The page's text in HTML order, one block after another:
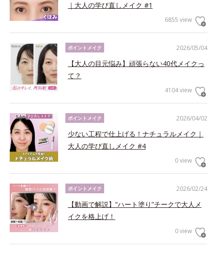
｜大人の学び直しメイク #1
6855 view
2026/05/04
ポイントメイク
【大人の目元悩み】頑張らない40代メイクっ
て？
4104 view
2026/04/02
ポイントメイク
少ない工程で仕上げる！ナチュラルメイク｜
大人の学び直しメイク #4
0 view
2026/02/24
ポイントメイク
【動画で解説】“ハート塗り”チークで大人メ
イクを格上げ！
0 view